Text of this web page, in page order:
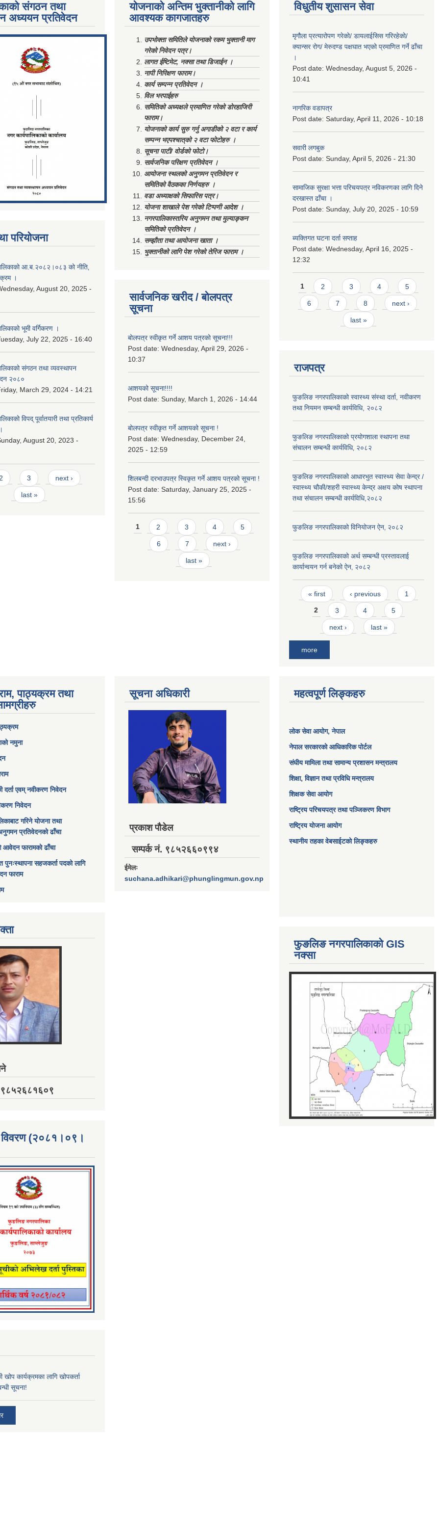
Al...
संगठन तथा
अध्ययन प्रतिवेदन
परियोजना
आ.ब.२०८२।०८३ को नीति‚
।
August 20, 2025 -
भूमी वर्गिकरण ।
July 22, 2025 - 16:40
संगठन तथा व्यवस्थापन
२०८०
March 29, 2024 - 14:21
विपद् पूर्वातयारी तथा प्रतिकार्य
August 20, 2023 -
2 3 next ›
last »
योजनाको अन्तिम भुक्तानीको लागि
आवश्यक कागजातहरु
उपभोक्ता समितिले योजनाको रकम भुक्तानी माग
गरेको निवेदन पत्र।
लागत ईष्टिमेट, नक्सा तथा डिजाईन ।
नापी निरिक्षण फाराम।
कार्य सम्पन्न प्रतिवेदन ।
विल भरपाईहरु
समितिको अध्यक्षले प्रमाणित गरेको डोरहाजिरी
फाराम।
योजनाको कार्य सुरु गर्नु अगाडीको २ वटा र कार्य
सम्पन्न भएपश्चात्‌को २ वटा फोटोहरु ।
सूचना पाटी/ वोर्डको फोटो।
सार्वजनिक परिक्षण प्रतिवेदन ।
आयोजना स्थलको अनुगमन प्रतिवेदन र
समितिको वैठकका निर्णयहरु ।
वडा अध्याक्षको सिफारिस पत्र।
योजना शाखाले पेश गरेको टिप्पणी आदेश ।
नगरपालिकास्तरिय अनुगमन तथा मुल्याङ्कन
समितिको प्रतिवेदन ।
सम्झौता तथा आयोजना खाता ।
भुक्तानीको लागि पेश गरेको तेरिज फाराम ।
सार्वजनिक खरीद / बोलपत्र
सूचना
बोलपत्र स्वीकृत गर्ने आशय पत्रको सूचना!!!
Post date: Wednesday, April 29, 2026 -
10:37
आशयको सूचना!!!!
Post date: Sunday, March 1, 2026 - 14:44
बोलपत्र स्वीकृत गर्ने आशयको सूचना !
Post date: Wednesday, December 24,
2025 - 12:59
शिलबन्दी दरभाउपत्र स्विकृत गर्ने आशय पत्रको सूचना !
Post date: Saturday, January 25, 2025 -
15:56
Pages
1 2 3 4 5
6 7 next ›
last »
विधुतीय शुसासन सेवा
मृगौला प्रत्यारोपण गरेको/ डायलाईसिस गरिरहेको/
क्यान्सर रोग/ मेरुदण्ड पक्षघात भएको प्रमाणित गर्ने ढाँचा
।
Post date: Wednesday, August 5, 2026 -
10:41
नागरिक वडापत्र
Post date: Saturday, April 11, 2026 - 10:18
सवारी लगबुक
Post date: Sunday, April 5, 2026 - 21:30
सामाजिक सुरक्षा भत्ता परिचयपत्र नविकरणका लागि दिने
दरखास्त ढाँचा ।
Post date: Sunday, July 20, 2025 - 10:59
ब्यक्तिगत घटना दर्ता सप्ताह
Post date: Wednesday, April 16, 2025 -
12:32
Pages
1 2 3 4 5
6 7 8 next ›
last »
राजपत्र
फुङलिङ नगरपालिकाको स्वास्थ्य संस्था दर्ता, नवीकरण
तथा नियमन सम्बन्धी कार्यविधि, २०८२
फुङलिङ नगरपालिकाको प्रयोगशाला स्थापना तथा
संचालन सम्बन्धी कार्यविधि‚ २०८२
फुङलिङ नगरपालिकाको आधारभुत स्वास्थ्य सेवा केन्द्र /
स्वास्थ्य चौकी/शहरी स्वास्थ्य केन्द्र अक्षय कोष स्थापना
तथा संचालन सम्बन्धी कार्यविधि,२०८२
फुङलिङ नगरपालिकाको विनियोजन ऐन‚ २०८२
फुङलिङ नगरपालिकाको अर्थ सम्बन्धी प्रस्तावलाई
कार्यान्वयन गर्न बनेको ऐन‚ २०८२
Pages
« first ‹ previous 1
2 3 4 5
next › last »
more
पाठ्यक्रम तथा
नमुना
दर्ता एवम् नवीकरण निवेदन
निवेदन
गरिने योजना तथा
प्रतिवेदनको ढाँचा
आवेदन फारामको ढाँचा
पुनःस्थापना सहजकर्ता पदको लागि
फाराम
९८५२६८१६०९
विवरण (२०८१।०९।
खोप कार्यक्रमका लागि खोपकर्ता
सूचना!
सूचना अधिकारी
प्रकाश पौडेल
सम्पर्क नं. ९८५२६६०९९४
ईमेलः
suchana.adhikari@phunglingmun.gov.np
महत्वपूर्ण लिङ्कहरु
लोक सेवा आयोग, नेपाल
नेपाल सरकारको आधिकारिक पोर्टल
संघीय मामिला तथा सामान्य प्रशासन मन्त्रालय
शिक्षा, विज्ञान तथा प्रविधि मन्त्रालय
शिक्षक सेवा आयोग
राष्ट्रिय परिचयपत्र तथा पञ्जिकरण विभाग
राष्ट्रिय योजना आयोग
स्थानीय तहका वेबसाईटको लिङ्कहरु
फुङलिङ नगरपालिकाको GIS
नक्सा